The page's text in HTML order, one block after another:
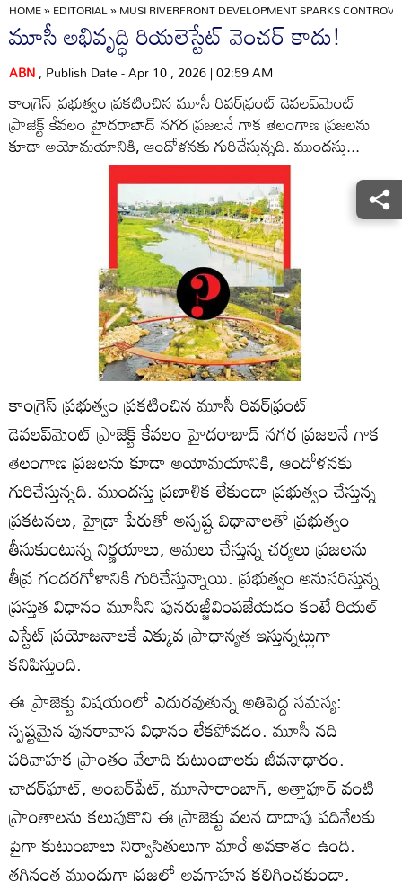
HOME»EDITORIAL»MUSI RIVERFRONT DEVELOPMENT SPARKS
మూసీ అభివృద్ధి రియలెస్టేట్‌ వెంచర్‌ కాదు!
ABN, Publish Date - Apr 10 , 2026 | 02:59 AM
కాంగ్రెస్ ప్రభుత్వం ప్రకటించిన మూసీ రివర్‌ఫ్రంట్ డెవలప్‌మెంట్
ప్రాజెక్ట్ కేవలం హైదరాబాద్‌ నగర ప్రజలనే గాక తెలంగాణ ప్రజలను
కూడా అయోమయానికి, ఆందోళనకు గురిచేస్తున్నది. ముందస్తు...
కాంగ్రెస్ ప్రభుత్వం ప్రకటించిన మూసీ రివర్‌ఫ్రంట్
డెవలప్‌మెంట్ ప్రాజెక్ట్ కేవలం హైదరాబాద్‌ నగర ప్రజలనే గాక
తెలంగాణ ప్రజలను కూడా అయోమయానికి, ఆందోళనకు
గురిచేస్తున్నది. ముందస్తు ప్రణాళిక లేకుండా ప్రభుత్వం చేస్తున్న
ప్రకటనలు, హైడ్రా పేరుతో అస్పష్ట విధానాలతో ప్రభుత్వం
తీసుకుంటున్న నిర్ణయాలు, అమలు చేస్తున్న చర్యలు ప్రజలను
తీవ్ర గందరగోళానికి గురిచేస్తున్నాయి. ప్రభుత్వం అనుసరిస్తున్న
ప్రస్తుత విధానం మూసీని పునరుజ్జీవింపజేయడం కంటే రియల్
ఎస్టేట్ ప్రయోజనాలకే ఎక్కువ ప్రాధాన్యత ఇస్తున్నట్లుగా
కనిపిస్తుంది.
ఈ ప్రాజెక్టు విషయంలో ఎదురవుతున్న అతిపెద్ద సమస్య:
స్పష్టమైన పునరావాస విధానం లేకపోవడం. మూసీ నది
పరివాహక ప్రాంతం వేలాది కుటుంబాలకు జీవనాధారం.
చాదర్‌ఘాట్, అంబర్‌పేట్, మూసారాంబాగ్, అత్తాపూర్ వంటి
ప్రాంతాలను కలుపుకొని ఈ ప్రాజెక్టు వలన దాదాపు పదివేలకు
పైగా కుటుంబాలు నిర్వాసితులుగా మారే అవకాశం ఉంది.